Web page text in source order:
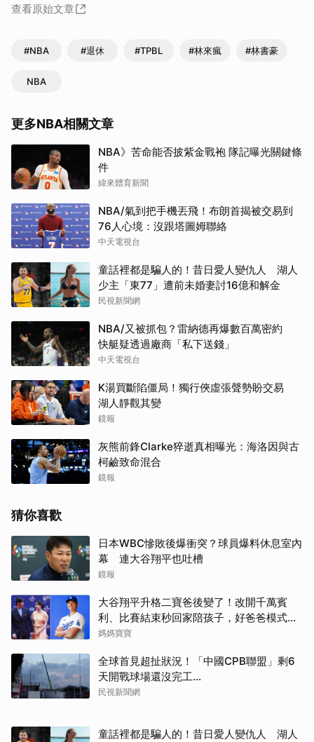
查看原始文章
#NBA #退休 #TPBL #林來瘋 #林書豪
NBA
更多NBA相關文章
NBA》苦命能否披紫金戰袍 隊記曝光關鍵條
件
緯來體育新聞
NBA/氣到把手機丟飛！布朗首揭被交易到
76人心境：沒跟塔圖姆聯絡
中天電視台
童話裡都是騙人的！昔日愛人變仇人 湖人
少主「東77」遭前未婚妻討16億和解金
民視新聞網
NBA/又被抓包？雷納德再爆數百萬密約
快艇疑透過廠商「私下送錢」
中天電視台
K湯買斷陷僵局！獨行俠虛張聲勢盼交易
湖人靜觀其變
鏡報
灰熊前鋒Clarke猝逝真相曝光：海洛因與古
柯鹼致命混合
鏡報
猜你喜歡
日本WBC慘敗後爆衝突？球員爆料休息室內
幕 連大谷翔平也吐槽
鏡報
大谷翔平升格二寶爸後變了！改開千萬賓
利、比賽結束秒回家陪孩子，好爸爸模式全
開
媽媽寶寶
全球首見超扯狀況！「中國CPB聯盟」剩6
天開戰球場還沒完工...
民視新聞網
童話裡都是騙人的！昔日愛人變仇人 湖人